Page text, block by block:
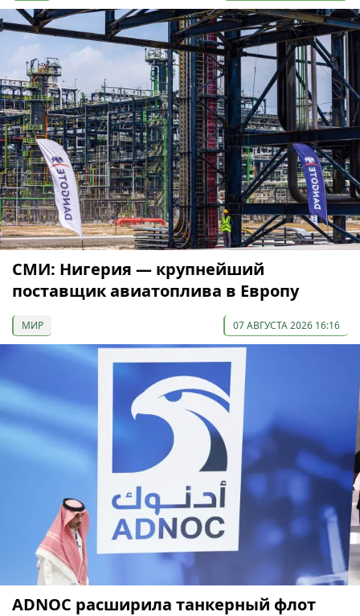
СМИ: Нигерия — крупнейший
поставщик авиатоплива в Европу
МИР 07 АВГУСТА 2026 16:16
ADNOC расширила танкерный флот